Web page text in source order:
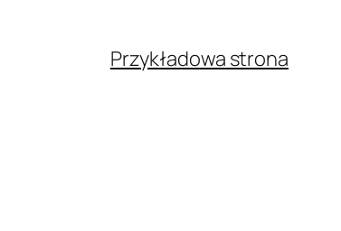
Przykładowa strona